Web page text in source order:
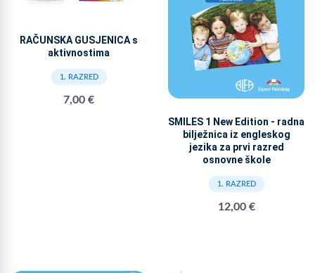
RAČUNSKA GUSJENICA s
aktivnostima
1. RAZRED
7,00 €
SMILES 1 New Edition - radna
bilježnica iz engleskog
jezika za prvi razred
osnovne škole
1. RAZRED
12,00 €